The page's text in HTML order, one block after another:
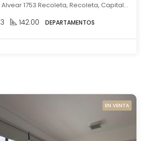
Marcelo T. de Alvear 1753 Recoleta, Recoleta, Capital Federal
3 142.00 DEPARTAMENTOS
EN VENTA